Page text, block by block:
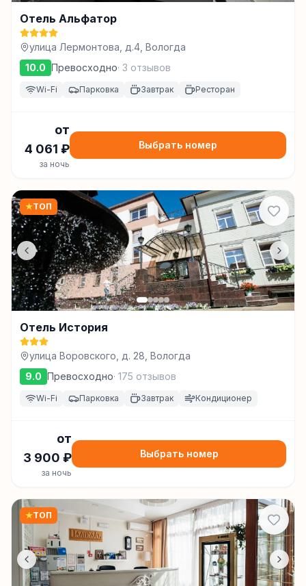
Отель Альфатор
улица Лермонтова, д.4, Вологда
10.0 Превосходно· 3 отзывов
Wi-Fi Парковка Завтрак Ресторан
от
4 061 ₽
за ночь
Выбрать номер
★ТОП
Отель История
улица Воровского, д. 28, Вологда
9.0 Превосходно· 175 отзывов
Wi-Fi Парковка Завтрак Кондиционер
от
3 900 ₽
за ночь
Выбрать номер
★ТОП